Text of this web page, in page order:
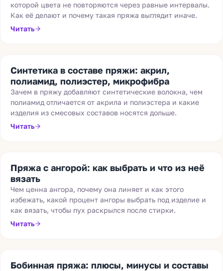
которой цвета не повторяются через равные интервалы.
Как её делают и почему такая пряжа выглядит иначе.
Читать
Синтетика в составе пряжи: акрил,
полиамид, полиэстер, микрофибра
Зачем в пряжу добавляют синтетические волокна, чем
полиамид отличается от акрила и полиэстера и какие
изделия из смесовых составов носятся дольше.
Читать
Пряжа с ангорой: как выбрать и что из неё
вязать
Чем ценна ангора, почему она линяет и как этого
избежать, какой процент ангоры выбрать под изделие и
как вязать, чтобы пух раскрылся после стирки.
Читать
Бобинная пряжа: плюсы, минусы и составы